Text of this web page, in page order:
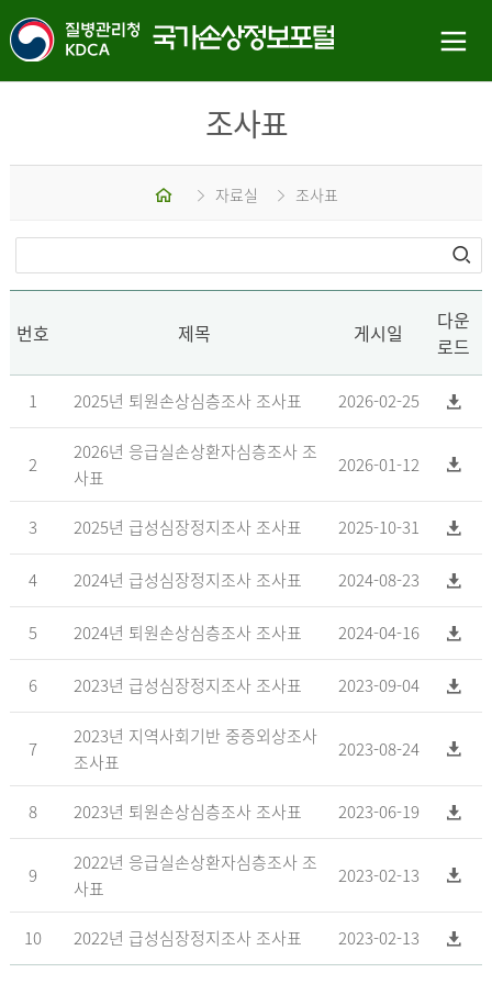
조사표
홈 자료실 조사표
번호 제목 게시일
다운
로드
1 2025년 퇴원손상심층조사 조사표 2026-02-25
2
2026년 응급실손상환자심층조사 조
사표
2026-01-12
3 2025년 급성심장정지조사 조사표 2025-10-31
4 2024년 급성심장정지조사 조사표 2024-08-23
5 2024년 퇴원손상심층조사 조사표 2024-04-16
6 2023년 급성심장정지조사 조사표 2023-09-04
7
2023년 지역사회기반 중증외상조사
조사표
2023-08-24
8 2023년 퇴원손상심층조사 조사표 2023-06-19
9
2022년 응급실손상환자심층조사 조
사표
2023-02-13
10 2022년 급성심장정지조사 조사표 2023-02-13